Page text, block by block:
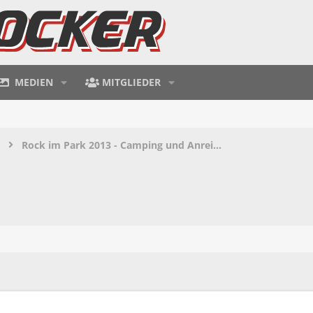
MEDIEN MITGLIEDER
Rock im Park 2013 - Camping und Anreise